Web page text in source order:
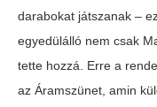
darabokat játszanak –
egyedülálló nem csak
tette hozzá. Erre a
az Áramszünet, amin